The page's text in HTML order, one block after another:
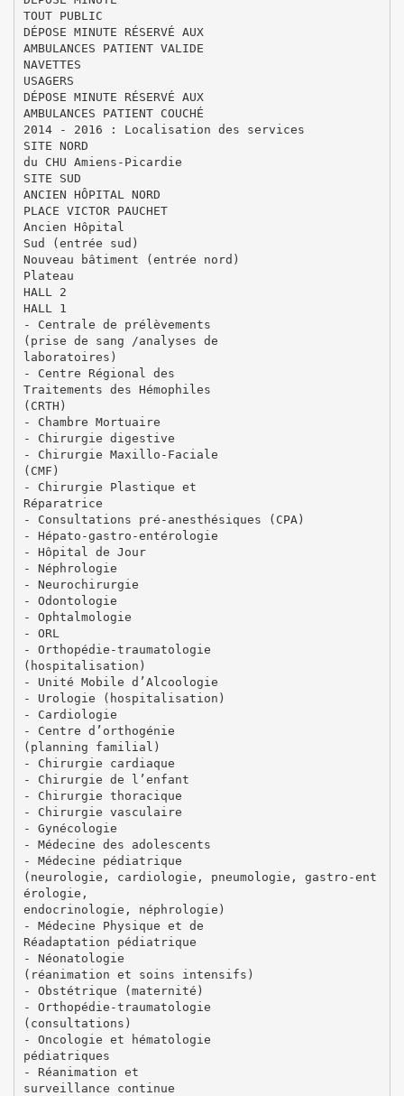
TOUT PUBLIC
DÉPOSE MINUTE RÉSERVÉ AUX
AMBULANCES PATIENT VALIDE
NAVETTES
USAGERS
DÉPOSE MINUTE RÉSERVÉ AUX
AMBULANCES PATIENT COUCHÉ
2014 - 2016 : Localisation des services
SITE NORD
du CHU Amiens-Picardie
SITE SUD
ANCIEN HÔPITAL NORD
PLACE VICTOR PAUCHET
Ancien Hôpital
Sud (entrée sud)
Nouveau bâtiment (entrée nord)
Plateau
HALL 2
HALL 1
- Centrale de prélèvements
(prise de sang /analyses de
laboratoires)
- Centre Régional des
Traitements des Hémophiles
(CRTH)
- Chambre Mortuaire
- Chirurgie digestive
- Chirurgie Maxillo-Faciale
(CMF)
- Chirurgie Plastique et
Réparatrice
- Consultations pré-anesthésiques (CPA)
- Hépato-gastro-entérologie
- Hôpital de Jour
- Néphrologie
- Neurochirurgie
- Odontologie
- Ophtalmologie
- ORL
- Orthopédie-traumatologie
(hospitalisation)
- Unité Mobile d’Alcoologie
- Urologie (hospitalisation)
- Cardiologie
- Centre d’orthogénie
(planning familial)
- Chirurgie cardiaque
- Chirurgie de l’enfant
- Chirurgie thoracique
- Chirurgie vasculaire
- Gynécologie
- Médecine des adolescents
- Médecine pédiatrique
(neurologie, cardiologie, pneumologie, gastro-ent
érologie,
endocrinologie, néphrologie)
- Médecine Physique et de
Réadaptation pédiatrique
- Néonatologie
(réanimation et soins intensifs)
- Obstétrique (maternité)
- Orthopédie-traumatologie
(consultations)
- Oncologie et hématologie
pédiatriques
- Réanimation et
surveillance continue